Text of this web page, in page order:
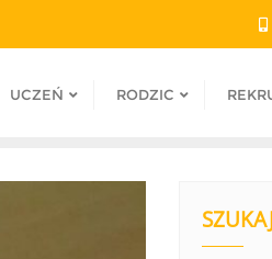
UCZEŃ RODZIC